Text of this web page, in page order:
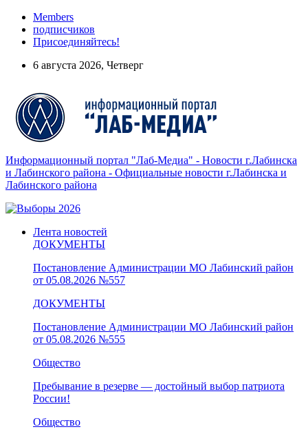
Members
подписчиков
Присоединяйтесь!
6 августа 2026, Четверг
Информационный портал "Лаб-Медиа" - Новости г.Лабинска
и Лабинского района - Официальные новости г.Лабинска и
Лабинского района
Лента новостей
ДОКУМЕНТЫ
Постановление Администрации МО Лабинский район
от 05.08.2026 №557
ДОКУМЕНТЫ
Постановление Администрации МО Лабинский район
от 05.08.2026 №555
Общество
Пребывание в резерве — достойный выбор патриота
России!
Общество